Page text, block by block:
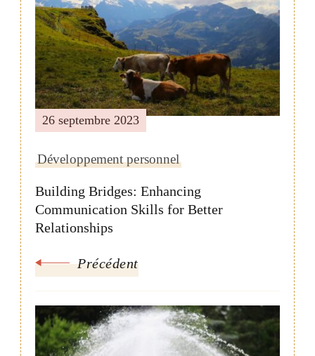
de
publication
26 septembre 2023
Développement personnel
Building Bridges: Enhancing
Communication Skills for Better
Relationships
Précédent